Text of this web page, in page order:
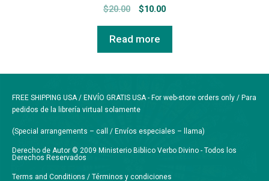
$20.00 $10.00
Read more
FREE SHIPPING USA / ENVÍO GRATIS USA - For web-store orders only / Para
pedidos de la librería virtual solamente
(Special arrangements – call / Envíos especiales – llama)
Derecho de Autor © 2009 Ministerio Biblico Verbo Divino - Todos los
Derechos Reservados
Terms and Conditions / Términos y condiciones